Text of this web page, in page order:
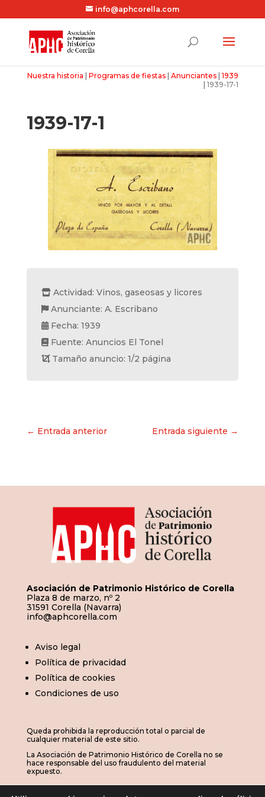
info@aphcorella.com
Nuestra historia |Programas de fiestas |Anunciantes |1939
|1939-17-1
1939-17-1
Actividad: Vinos, gaseosas y licores
Anunciante: A. Escribano
Fecha: 1939
Fuente: Anuncios El Tonel
Tamaño anuncio: 1/2 página
Navegación
← Entrada anterior Entrada siguiente →
Asociación de Patrimonio Histórico de Corella
Plaza 8 de marzo, nº 2
31591 Corella (Navarra)
info@aphcorella.com
Aviso legal
Política de privacidad
Política de cookies
Condiciones de uso
Queda prohibida la reproducción total o parcial de
cualquier material de este sitio.
La Asociación de Patrimonio Histórico de Corella no se
hace responsable del uso fraudulento del material
expuesto.